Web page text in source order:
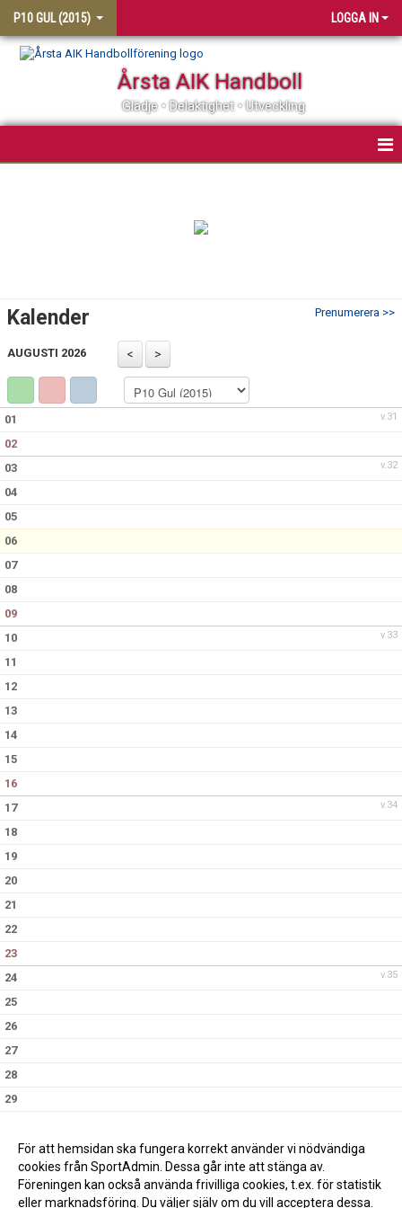
P10 GUL (2015) LOGGA IN
Årsta AIK Handboll
Glädje • Delaktighet • Utveckling
TRUPPEN
BILDGALLERI
DOKUMENT
Prenumerera >>
Kalender
AUGUSTI 2026
v.31
01
02
v.32
03
04
05
06
07
08
09
v.33
10
11
12
13
14
15
16
v.34
17
18
19
20
21
22
23
v.35
24
25
26
27
28
29
För att hemsidan ska fungera korrekt använder vi nödvändiga
cookies från SportAdmin. Dessa går inte att stänga av.
Föreningen kan också använda frivilliga cookies, t.ex. för statistik
eller marknadsföring. Du väljer själv om du vill acceptera dessa.